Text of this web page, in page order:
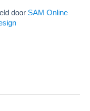
door SAM Online